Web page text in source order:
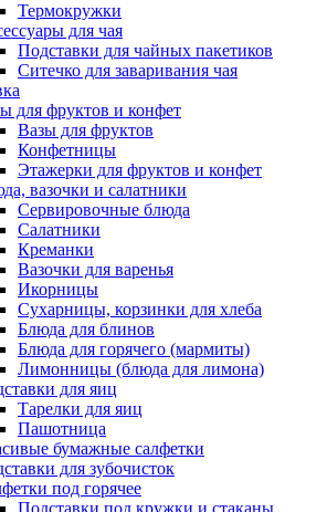
Термокружки
для чая
Подставки для чайных пакетиков
Ситечко для заваривания чая
для фруктов и конфет
Вазы для фруктов
Конфетницы
Этажерки для фруктов и конфет
вазочки и салатники
Сервировочные блюда
Салатники
Креманки
Вазочки для варенья
Икорницы
Сухарницы, корзинки для хлеба
Блюда для блинов
Блюда для горячего (мармиты)
Лимонницы (блюда для лимона)
для яиц
Тарелки для яиц
Пашотница
бумажные салфетки
для зубочисток
под горячее
Подставки под кружки и стаканы